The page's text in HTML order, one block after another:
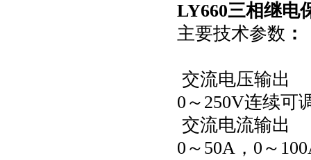
LY660三相继电
主要技术参数 ：
交流电压输出
0～250V连续可
交流电流输出
0～50A，0～